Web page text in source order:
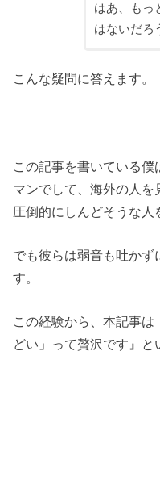
はあ、もっ
はないだろ
こんな疑問に答えます。
この記事を書いている
マンでして、海外の人を
圧倒的にしんどそうな人
でも彼らは弱音も吐かず
す。
この経験から、本記事
どい」って贅沢です』と